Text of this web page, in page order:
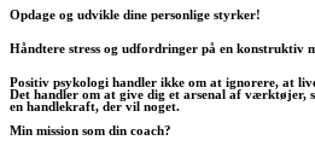
Opdage og udvikle dine personlige styrker!
Håndtere stress og udfordringer på en konstruktiv
Positiv psykologi handler ikke om at ignorere, at
Det handler om at give dig et arsenal af værktøjer,
en handlekraft, der vil noget.
Min mission som din coach?